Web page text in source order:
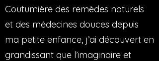
Coutumière des remèdes naturels
et des médecines douces depuis
ma petite enfance, j’ai découvert en
grandissant que l’imaginaire et